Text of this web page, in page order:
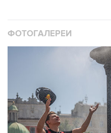
ФОТОГАЛЕРЕИ